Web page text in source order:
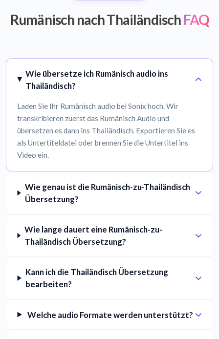
Rumänisch nach Thailändisch FAQ
Wie übersetze ich Rumänisch audio ins
Thailändisch?
Laden Sie Ihr Rumänisch audio bei Sonix hoch. Wir
transkribieren zuerst das Rumänisch Audio und
übersetzen es dann ins Thailändisch. Exportieren Sie es
als Untertiteldatei oder brennen Sie die Untertitel ins
Video ein.
Wie genau ist die Rumänisch-zu-Thailändisch
Übersetzung?
Wie lange dauert eine Rumänisch-zu-
Thailändisch Übersetzung?
Kann ich die Thailändisch Übersetzung
bearbeiten?
Welche audio Formate werden unterstützt?